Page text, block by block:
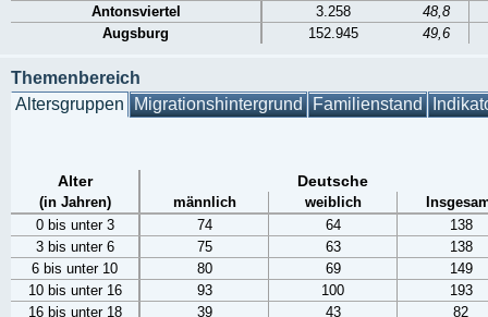
Antonsviertel
3.258
48,8
Augsburg
152.945 49,6
Themenbereich
Altersgruppen Migrationshintergrund Familienstand
Alter Deutsche
(in Jahren) männlich weiblich
0 bis unter 3
74 64
138
3 bis unter 6
75 63
138
6 bis unter 10
80 69
149
10 bis unter 16
93 100
193
16 bis unter 18
39 43
82